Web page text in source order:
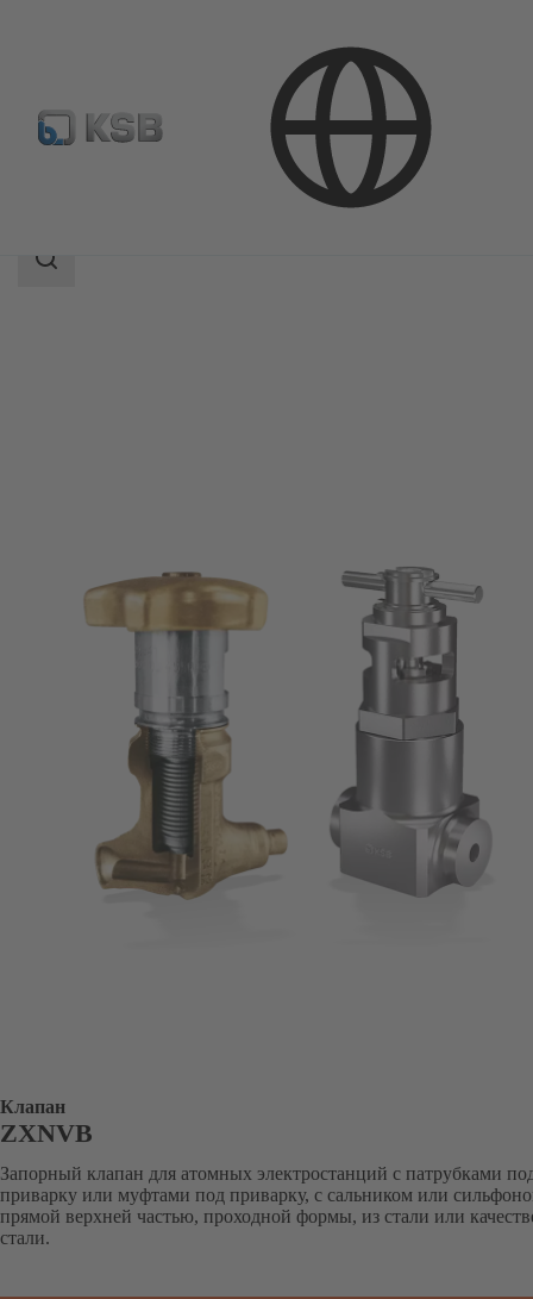
Каталог продукции ZXNVB
Область
Клапан
ZXNVB
Запорный клапан для атомных электростанций с патрубками
приварку или муфтами под приварку, с сальником или
прямой верхней частью, проходной формы, из стали или
стали.